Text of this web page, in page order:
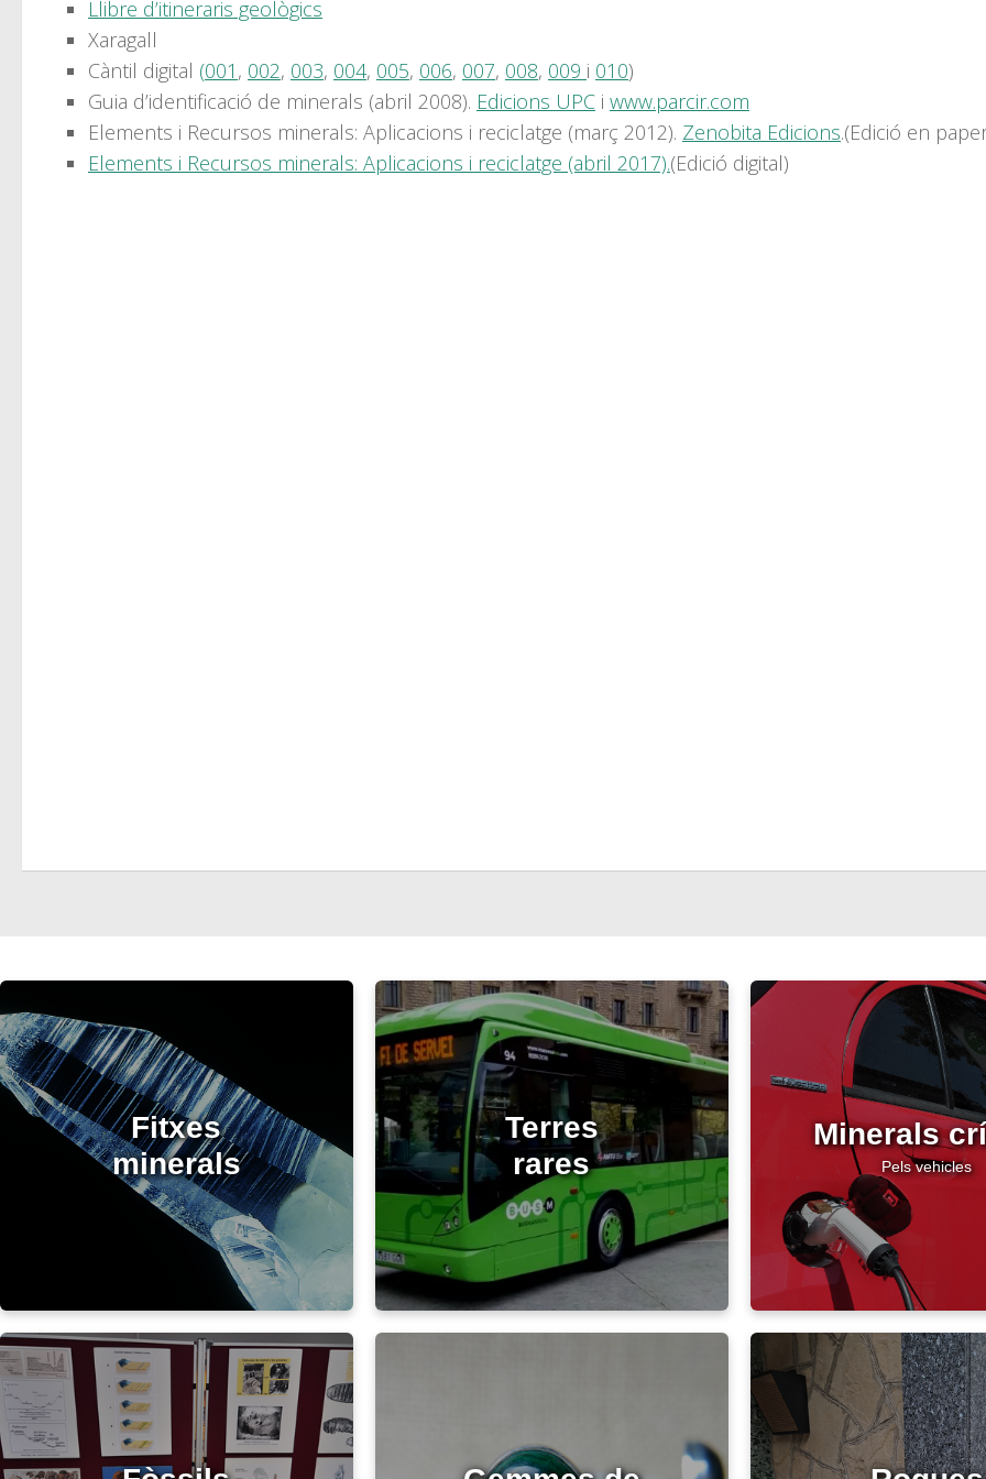
Llibre d’itineraris geològics
Xaragall
Càntil digital (001 , 002, 003, 004, 005, 006, 007, 008, 009 i 010)
Guia d’identificació de minerals (abril 2008). Edicions UPC i www.parcir.com
Elements i Recursos minerals: Aplicacions i reciclatge (març 2012). Zenobita Edicions.(Edició en
Elements i Recursos minerals: Aplicacions i reciclatge (abril 2017).(Edició digital)
Fitxes
minerals
Terres
rares
Minerals
Pels vehicles